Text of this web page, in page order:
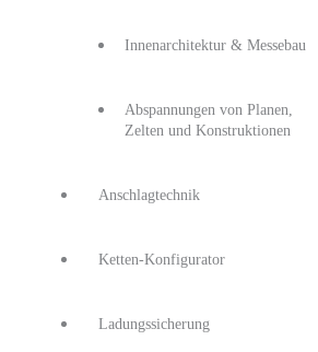
Innenarchitektur & Messebau
Abspannungen von Planen,
Zelten und Konstruktionen
Anschlagtechnik
Ketten-Konfigurator
Ladungssicherung